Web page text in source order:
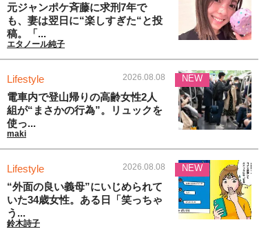
元ジャンポケ斉藤に求刑7年で
も、妻は翌日に“楽しすぎた“と投
稿。「...
エタノール純子
Lifestyle 2026.08.08
電車内で登山帰りの高齢女性2人
組が“まさかの行為”。リュックを
使っ...
maki
NEW
Lifestyle 2026.08.08
“外面の良い義母”にいじめられて
いた34歳女性。ある日「笑っちゃ
う...
鈴木詩子
NEW